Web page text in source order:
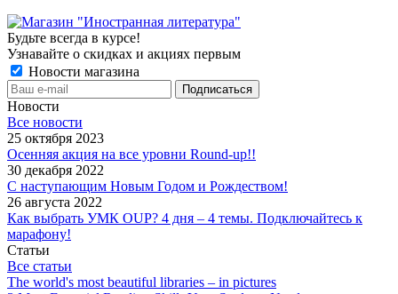
Будьте всегда в курсе!
Узнавайте о скидках и акциях первым
Новости магазина
Новости
Все новости
25 октября 2023
Осенняя акция на все уровни Round-up!!
30 декабря 2022
С наступающим Новым Годом и Рождеством!
26 августа 2022
Как выбрать УМК OUP? 4 дня – 4 темы. Подключайтесь к
марафону!
Статьи
Все статьи
The world's most beautiful libraries – in pictures